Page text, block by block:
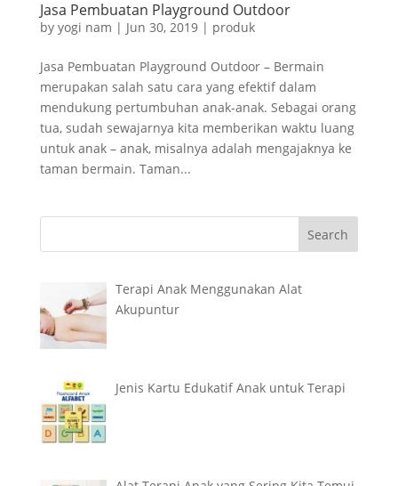
Jasa Pembuatan Playground Outdoor
by yogi nam | Jun 30, 2019| produk
Jasa Pembuatan Playground Outdoor – Bermain
merupakan salah satu cara yang efektif dalam
mendukung pertumbuhan anak-anak. Sebagai orang
tua, sudah sewajarnya kita memberikan waktu luang
untuk anak – anak, misalnya adalah mengajaknya ke
taman bermain. Taman...
Terapi Anak Menggunakan Alat
Akupuntur
Jenis Kartu Edukatif Anak untuk Terapi